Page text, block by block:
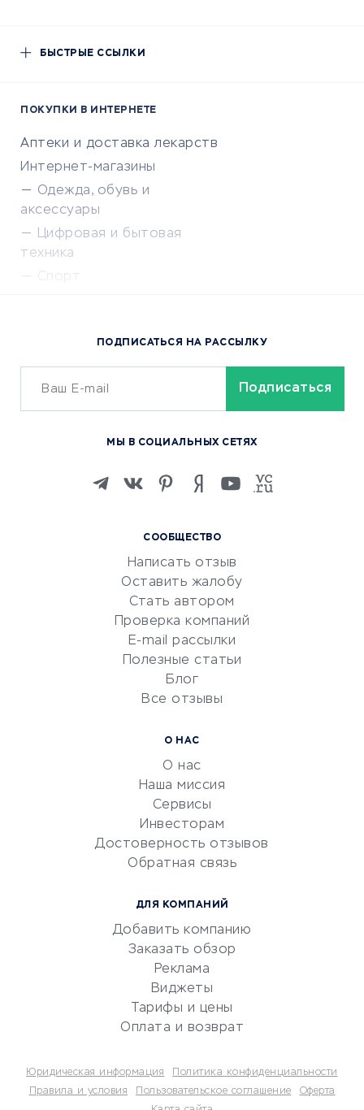
БЫСТРЫЕ ССЫЛКИ
ПОКУПКИ В ИНТЕРНЕТЕ
Аптеки и доставка лекарств
Интернет-магазины
Одежда, обувь и
аксессуары
Цифровая и бытовая
техника
Спорт
Сервисы доставки
ОБУЧЕНИЕ И РАБОТА
Изучение иностранных
Маркетинг и продажи
Репетиторство
Красота и здоровье
Сервисы по поиску работы
Сетевой маркетинг
УСЛУГИ ДЛЯ БИЗНЕСА
документооборот
Юридические компании
Бухгалтерия онлайн
Потребительские кредиты
СООБЩЕСТВО
Написать отзыв
Оставить жалобу
Стать автором
Проверка компаний
E-mail рассылки
Полезные статьи
Блог
Все отзывы
О НАС
О нас
Наша миссия
Сервисы
Инвесторам
Достоверность отзывов
Обратная связь
ДЛЯ КОМПАНИЙ
Добавить компанию
Заказать обзор
Реклама
Виджеты
Тарифы и цены
Оплата и возврат
ПОДПИСАТЬСЯ НА РАССЫЛКУ
МЫ В СОЦИАЛЬНЫХ СЕТЯХ
Юридическая информация
Политика конфиденциальности
Правила и условия
Пользовательское соглашение
Оферта